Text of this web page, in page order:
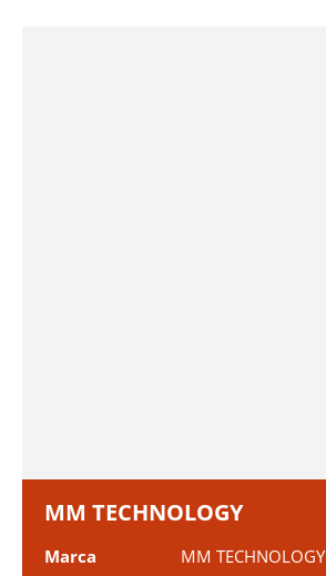
MM TECHNOLOGY
Marca
MM TECHNOLOGY